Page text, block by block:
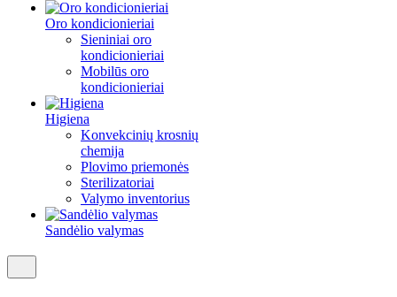
Oro kondicionieriai
Sieniniai oro
kondicionieriai
Mobilūs oro
kondicionieriai
Higiena
Konvekcinių krosnių
chemija
Plovimo priemonės
Sterilizatoriai
Valymo inventorius
Sandėlio valymas